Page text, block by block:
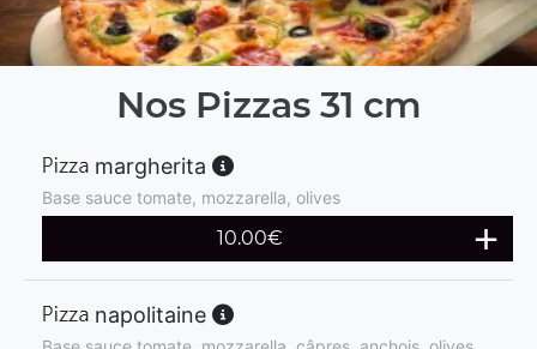
Nos Pizzas 31 cm
margherita
Base sauce tomate, mozzarella, olives
10.00€
napolitaine